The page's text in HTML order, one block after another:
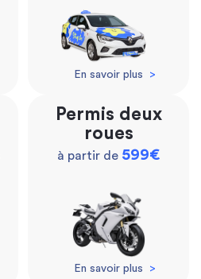
En savoir plus >
Permis deux
roues
à partir de 599€
En savoir plus >